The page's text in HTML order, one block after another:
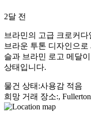
2달 전
브라민의 고급 크로커
브라운 투톤 디자인으
슬과 브라민 로고 메달
상태입니다.
물건 상태 :사용감 적음
희망 거래 장소:, Fullerton